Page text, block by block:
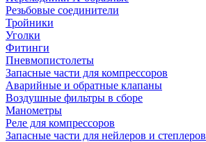
Резьбовые соединители
Тройники
Уголки
Фитинги
Пневмопистолеты
Запасные части для компрессоров
Аварийные и обратные клапаны
Воздушные фильтры в сборе
Манометры
Реле для компрессоров
Запасные части для нейлеров и степлеров